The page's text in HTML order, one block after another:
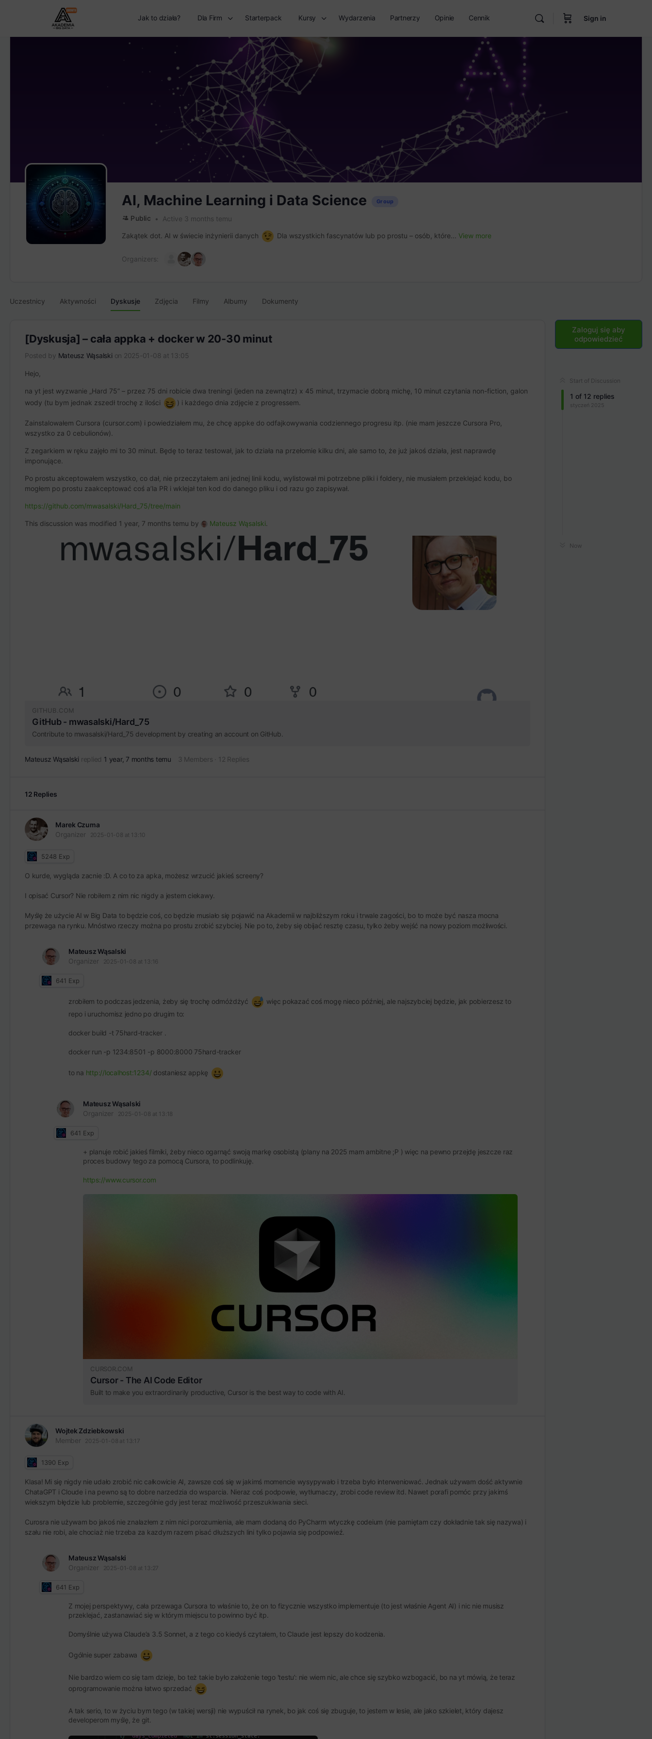
Jak to działa? Dla Firm Starterpack Kursy Wydarzenia Partnerzy Opinie Cennik Sign in
AI, Machine Learning i Data Science Group
Public Active 3 months temu
Zakątek dot. AI w świecie inżynierii danych Dla wszystkich fascynatów lub po prostu – osób, które... View more
Organizers:
Uczestnicy Aktywności Dyskusje Zdjęcia Filmy Albumy Dokumenty
[Dyskusja] – cała appka + docker w 20-30 minut
Posted by Mateusz Wąsalski on 2025-01-08 at 13:05
Hejo,
na yt jest wyzwanie „Hard 75” – przez 75 dni robicie dwa treningi (jeden na zewnątrz) x 45 minut, trzymacie dobrą michę, 10 minut czytania non-fiction, galon
wody (tu bym jednak zszedł trochę z ilości
) i każdego dnia zdjęcie z progressem.
Zainstalowałem Cursora (cursor.com) i powiedziałem mu, że chcę appke do odfajkowywania codziennego progresu itp. (nie mam jeszcze Cursora Pro,
wszystko za 0 cebulionów).
Z zegarkiem w ręku zajęło mi to 30 minut. Będę to teraz testował, jak to działa na przełomie kilku dni, ale samo to, że już jakoś działa, jest naprawdę
imponujące.
Po prostu akceptowałem wszystko, co dał, nie przeczytałem ani jednej linii kodu, wylistował mi potrzebne pliki i foldery, nie musiałem przeklejać kodu, bo
mogłem po prostu zaakceptować coś a’la PR i wklejał ten kod do danego pliku i od razu go zapisywał.
https://github.com/mwasalski/Hard_75/tree/main
This discussion was modified 1 year, 7 months temu by Mateusz Wąsalski
GITHUB.COM
GitHub - mwasalski/Hard_75
Contribute to mwasalski/Hard_75 development by creating an account on GitHub.
Mateusz Wąsalski replied 1 year, 7 months temu 3 Members · 12 Replies
12 Replies
Marek Czuma
Organizer
2025-01-08 at 13:10
5248 Exp
O kurde, wygląda zacnie :D. A co to za apka, możesz wrzucić jakieś screeny?
I opisać Cursor? Nie robiłem z nim nic nigdy a jestem ciekawy.
Myślę że użycie AI w Big Data to będzie coś, co będzie musiało się pojawić na Akademii w najbliższym roku i trwale zagości, bo to może być nasza mocna
przewaga na rynku. Mnóstwo rzeczy można po prostu zrobić szybciej. Nie po to, żeby się obijać resztę czasu, tylko żeby wejść na nowy poziom możliwości.
Mateusz Wąsalski
Organizer
2025-01-08 at 13:16
641 Exp
zrobiłem to podczas jedzenia, żeby się trochę odmóżdżyć
więc pokazać coś mogę nieco później, ale najszybciej będzie, jak pobierzesz to
repo i uruchomisz jedno po drugim to:
docker build -t 75hard-tracker .
docker run -p 1234:8501 -p 8000:8000 75hard-tracker
to na http://localhost:1234/dostaniesz appkę
Mateusz Wąsalski
Organizer
2025-01-08 at 13:18
641 Exp
+ planuje robić jakieś filmiki, żeby nieco ogarnąć swoją markę osobistą (plany na 2025 mam ambitne ;P ) więc na pewno przejdę jeszcze raz
proces budowy tego za pomocą Cursora, to podlinkuję.
https://www.cursor.com
CURSOR.COM
Cursor - The AI Code Editor
Built to make you extraordinarily productive, Cursor is the best way to code with AI.
Wojtek Zdziebkowski
Member
2025-01-08 at 13:17
1390 Exp
Klasa! Mi się nigdy nie udało zrobić nic całkowicie AI, zawsze coś się w jakimś momencie wysypywało i trzeba było interweniować. Jednak używam dość aktywnie
ChataGPT i Cloude i na pewno są to dobre narzedzia do wsparcia. Nieraz coś podpowie, wytłumaczy, zrobi code review itd. Nawet porafi pomóc przy jakimś
wiekszym błędzie lub problemie, szczególnie gdy jest teraz możliwość przeszukiwania sieci.
Curosra nie używam bo jakoś nie znalazłem z nim nici porozumienia, ale mam dodaną do PyCharm wtyczkę codeium (nie pamiętam czy dokładnie tak się nazywa) i
szału nie robi, ale chociaż nie trzeba za kazdym razem pisać dłuższych lini tylko pojawia się podpowieź.
Mateusz Wąsalski
Organizer
2025-01-08 at 13:27
641 Exp
Z mojej perspektywy, cała przewaga Cursora to właśnie to, że on to fizycznie wszystko implementuje (to jest właśnie Agent AI) i nic nie musisz
przeklejać, zastanawiać się w którym miejscu to powinno być itp.
Domyślnie używa Claude’a 3.5 Sonnet, a z tego co kiedyś czytałem, to Claude jest lepszy do kodzenia.
Ogólnie super zabawa
Nie bardzo wiem co się tam dzieje, bo też takie było założenie tego 'testu’: nie wiem nic, ale chce się szybko wzbogacić, bo na yt mówią, że teraz
oprogramowanie można łatwo sprzedać
A tak serio, to w życiu bym tego (w takiej wersji) nie wypuścił na rynek, bo jak coś się zbuguje, to jestem w lesie, ale jako szkielet, który dajesz
developerom myślę, że git.
Zaloguj się aby
odpowiedzieć
Start of Discussion
1 of 12 replies
styczeń 2025
Now